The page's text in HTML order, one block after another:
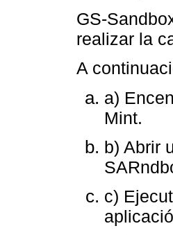
GS-
realizar la
A
a)
Mint.
b) Abrir
c)